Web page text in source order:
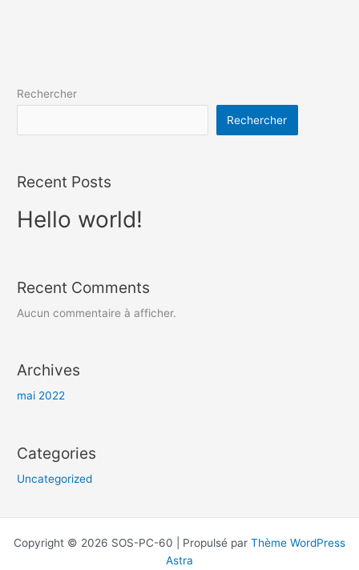
Rechercher
Rechercher
Recent Posts
Hello world!
Recent Comments
Aucun commentaire à afficher.
Archives
mai 2022
Categories
Uncategorized
Copyright © 2026 SOS-PC-60 | Propulsé par Thème WordPress
Astra